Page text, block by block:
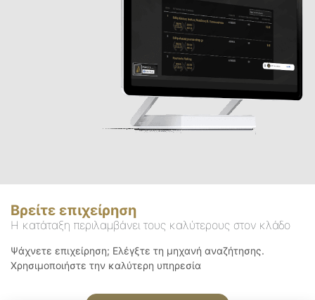
Βρείτε επιχείρηση
Η κατάταξη περιλαμβάνει τους καλύτερους στον κλάδο
Ψάχνετε επιχείρηση; Ελέγξτε τη μηχανή αναζήτησης.
Χρησιμοποιήστε την καλύτερη υπηρεσία